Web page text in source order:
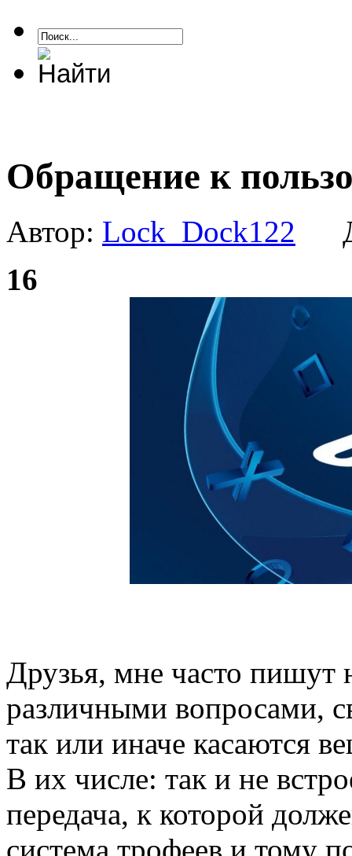
Обращение к
Автор: Lock_Dock122
16
Друзья, мне часто пишут
различными вопросами,
так или иначе касаются
В их числе: так и не
передача, к которой